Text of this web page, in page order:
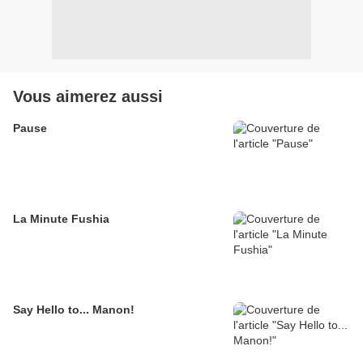
Vous aimerez aussi
Pause
La Minute Fushia
Say Hello to... Manon!